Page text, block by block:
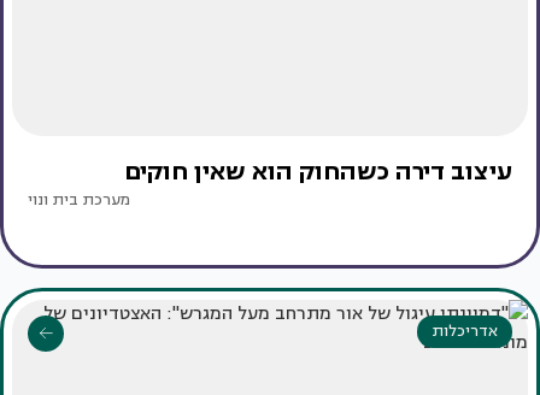
עיצוב דירה כשהחוק הוא שאין חוקים
מערכת בית ונוי
אדריכלות